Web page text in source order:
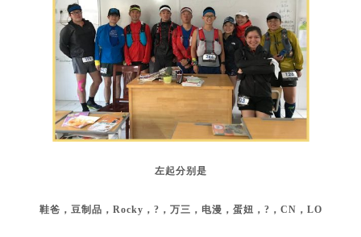
左起分别是
鞋爸，豆制品，Rocky，?，万三， 电漫， 蛋妞，?，CN，LO